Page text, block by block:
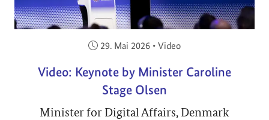
Veröffentlicht am:
29. Mai 2026 • Video
Video: Keynote by Minister Caroline
Stage Olsen
Minister for Digital Affairs, Denmark